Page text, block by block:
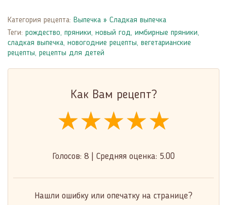
Категория рецепта: Выпечка » Сладкая выпечка
Теги: рождество, пряники, новый год, имбирные пряники,
сладкая выпечка, новогодние рецепты, вегетарианские
рецепты, рецепты для детей
Как Вам рецепт?
★★★★★
★★★★★
★★★★★
Голосов: 8 Средняя оценка: 5.00
Нашли ошибку или опечатку на странице?